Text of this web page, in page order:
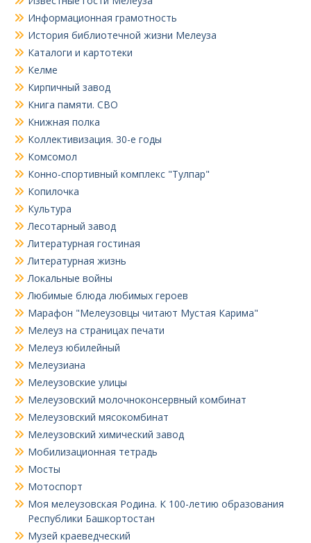
Информационная грамотность
История библиотечной жизни Мелеуза
Каталоги и картотеки
Келме
Кирпичный завод
Книга памяти. СВО
Книжная полка
Коллективизация. 30-е годы
Комсомол
Конно-спортивный комплекс "Тулпар"
Копилочка
Культура
Лесотарный завод
Литературная гостиная
Литературная жизнь
Локальные войны
Любимые блюда любимых героев
Марафон "Мелеузовцы читают Мустая Карима"
Мелеуз на страницах печати
Мелеуз юбилейный
Мелеузиана
Мелеузовские улицы
Мелеузовский молочноконсервный комбинат
Мелеузовский мясокомбинат
Мелеузовский химический завод
Мобилизационная тетрадь
Мосты
Мотоспорт
Моя мелеузовская Родина. К 100-летию образования
Республики Башкортостан
Музей краеведческий